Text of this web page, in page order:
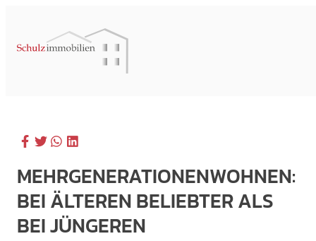
MEHRGENERATIONENWOHNEN:
BEI ÄLTEREN BELIEBTER ALS
BEI JÜNGEREN